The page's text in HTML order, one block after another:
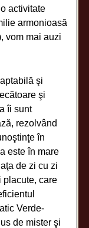
activitate
armonioasă
vom mai auzi
şi
şi
îi sunt
rezolvând
în
este în mare
de zi cu zi
placute, care
Verde-
de mister şi